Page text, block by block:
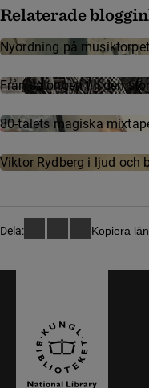
Relaterade
Nyordning på musiktorpet
Från salongen till den
80-talets magiska
Viktor Rydberg i ljud och
Dela: Kopiera